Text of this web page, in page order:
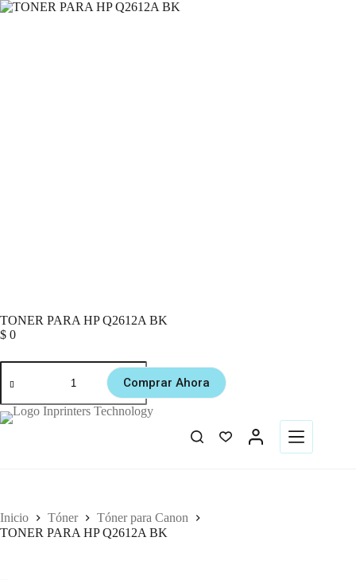
TONER PARA HP Q2612A BK
$ 0
Comprar Ahora
Inicio Tóner
Tóner para Canon
TONER PARA HP Q2612A BK